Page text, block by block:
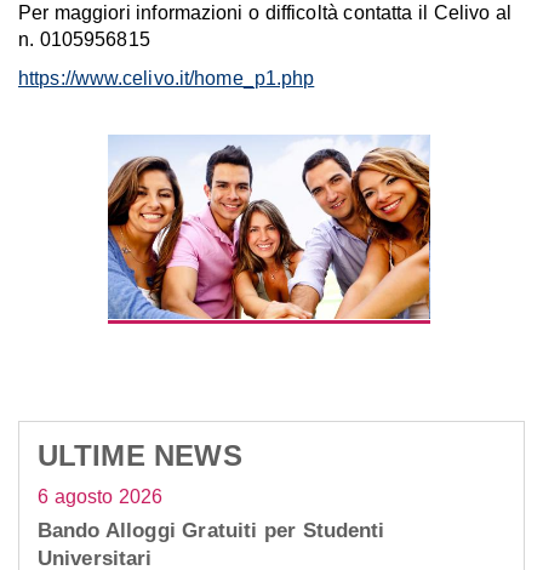
Per maggiori informazioni o difficoltà contatta il Celivo al
n. 0105956815
https://www.celivo.it/home_p1.php
ULTIME NEWS
6 agosto 2026
Bando Alloggi Gratuiti per Studenti
Universitari